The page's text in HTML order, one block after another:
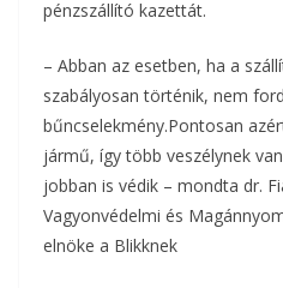
pénzszállító kazettát.
– Abban az esetben, ha a
szabályosan történik, nem
bűncselekmény.Pontosan
jármű, így több veszélynek
jobban is védik – mondta dr.
Vagyonvédelmi és
elnöke a Blikknek